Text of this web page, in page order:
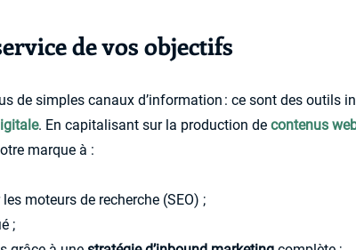
de vos objectifs
de simples canaux d’information : ce sont des outils
. En capitalisant sur la production de contenus
marque à :
moteurs de recherche (SEO) ;
;